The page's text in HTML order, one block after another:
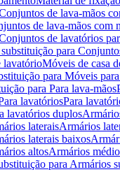
de lava-mãos
de lava-mãos com
de lavatórios
substituição para
lavatórioMóveis de casa
para Móveis
para Para lava-mãos
lavatóriosPara
lavatórios duplos
lateraisArmários
laterais baixos
altosArmários
para Armários